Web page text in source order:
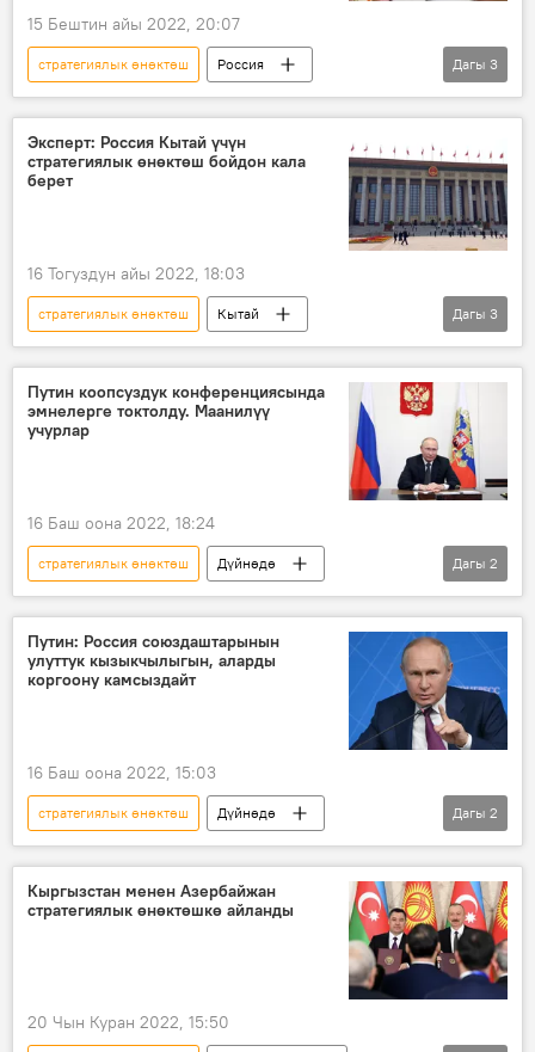
15 Бештин айы 2022, 20:07
стратегиялык өнөктөш
Россия
Владимир Путин
кызматташуу
өнөктөштөр
Дагы 3
Эксперт: Россия Кытай үчүн
стратегиялык өнөктөш бойдон кала
берет
16 Тогуздун айы 2022, 18:03
стратегиялык өнөктөш
Кытай
саясый партия
съезд Россия
Дагы 3
Путин коопсуздук конференциясында
эмнелерге токтолду. Маанилүү
учурлар
16 Баш оона 2022, 18:24
стратегиялык өнөктөш
Дүйнөдө
Россия
Владимир Путин коргоо
Дагы 2
Путин: Россия союздаштарынын
улуттук кызыкчылыгын, аларды
коргоону камсыздайт
16 Баш оона 2022, 15:03
стратегиялык өнөктөш
Дүйнөдө
Россия
Владимир Путин коргоо
Дагы 2
Кыргызстан менен Азербайжан
стратегиялык өнөктөшкө айланды
20 Чын Куран 2022, 15:50